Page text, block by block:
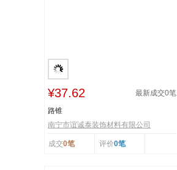
¥37.62 最新成交0笔
路锥
南宁市谊诚泰装饰材料有限公司
成交0笔 评价0笔